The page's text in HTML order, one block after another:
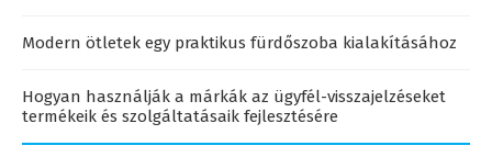
Modern ötletek egy praktikus fürdőszoba kialakításához
Hogyan használják a márkák az ügyfél-visszajelzéseket
termékeik és szolgáltatásaik fejlesztésére